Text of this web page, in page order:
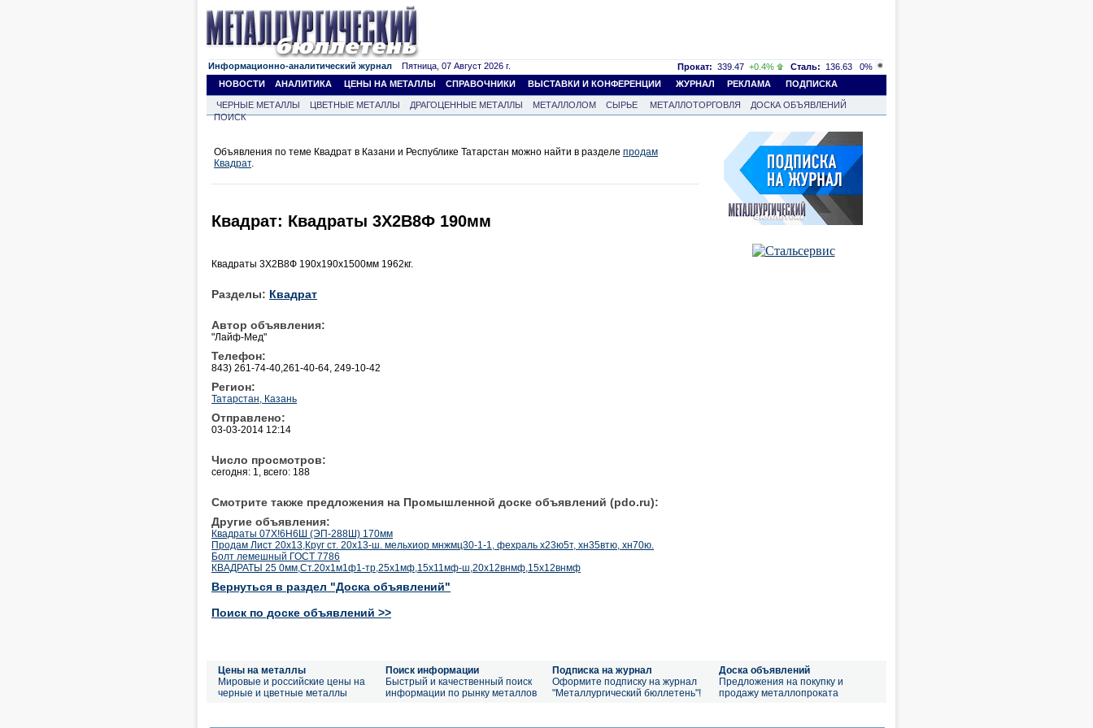
Информационно-аналитический журнал Пятница, 07 Август 2026 г. Прокат: 339.47 +0.4% Сталь: 136.63
0%
НОВОСТИ
АНАЛИТИКА ЦЕНЫ НА МЕТАЛЛЫ СПРАВОЧНИКИ ВЫСТАВКИ И КОНФЕРЕНЦИИ ЖУРНАЛ РЕКЛАМА ПОДПИСКА
ЧЕРНЫЕ МЕТАЛЛЫ ЦВЕТНЫЕ МЕТАЛЛЫ ДРАГОЦЕННЫЕ МЕТАЛЛЫ МЕТАЛЛОЛОМ СЫРЬЕ МЕТАЛЛОТОРГОВЛЯ
ДОСКА ОБЪЯВЛЕНИЙ
ПОИСК
Объявления по теме Квадрат в Казани и Республике Татарстан можно найти в разделе продам
Квадрат.
Квадрат: Квадраты 3Х2В8Ф 190мм
Квадраты 3Х2В8Ф 190х190х1500мм 1962кг.
Разделы: Квадрат
Автор объявления:
"Лайф-Мед"
Телефон:
843) 261-74-40,261-40-64, 249-10-42
Регион:
Татарстан, Казань
Отправлено:
03-03-2014 12:14
Число просмотров:
сегодня: 1, всего: 188
Смотрите также предложения на Промышленной доске объявлений (pdo.ru):
Другие объявления:
Квадраты 07Х!6Н6Ш (ЭП-288Ш) 170мм
Продам Лист 20х13,Круг ст. 20х13-ш. мельхиор мнжмц30-1-1, фехраль х23ю5т, хн35втю, хн70ю.
Болт лемешный ГОСТ 7786
КВАДРАТЫ 25 0мм,Ст.20х1м1ф1-тр,25х1мф,15х11мф-ш,20х12внмф,15х12внмф
Вернуться в раздел "Доска объявлений"
Поиск по доске объявлений >>
Цены на металлы
Мировые и российские цены на
черные и цветные металлы
Поиск информации
Быстрый и качественный поиск
информации по рынку металлов
Подписка на журнал
Оформите подписку на журнал
"Металлургический бюллетень"!
Доска объявлений
Предложения на покупку и
продажу металлопроката